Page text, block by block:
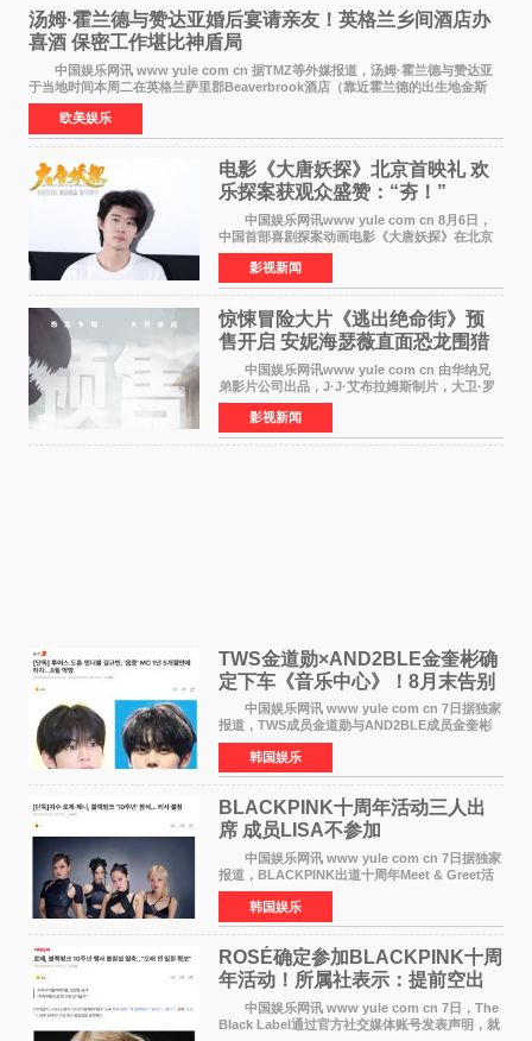
汤姆·霍兰德与赞达亚婚后宴请亲友！英格兰乡间酒店办
喜酒 保密工作堪比神盾局
中国娱乐网讯 www yule com cn 据TMZ等外媒报道，汤姆·霍兰德与赞达亚
于当地时间本周二在英格兰萨里郡Beaverbrook酒店（靠近霍兰德的出生地金斯
顿）举办婚宴，邀请家人与朋友们喝喜酒，庆祝
欧美娱乐
电影《大唐妖探》北京首映礼 欢
乐探案获观众盛赞：“夯！”
中国娱乐网讯www yule com cn 8月6日，
中国首部喜剧探案动画电影《大唐妖探》在北京
举办电影首映礼。导演程腾、联合导演黄珉、总
制片人曹紫建、制片人李莹莹，配音导演张喆，
对白指导程寅，领
影视新闻
惊悚冒险大片《逃出绝命街》预
售开启 安妮海瑟薇直面恐龙围猎
中国娱乐网讯www yule com cn 由华纳兄
弟影片公司出品，J·J·艾布拉姆斯制片，大卫·罗
伯特·米切尔执导，好莱坞巨星安妮·海瑟薇和伊万
·麦克格雷格领衔主演的2026暑期惊悚冒险大片
《逃出绝
影视新闻
TWS金道勋×AND2BLE金奎彬确
定下车《音乐中心》！8月末告别
MC席位
中国娱乐网讯 www yule com cn 7日据独家
报道，TWS成员金道勋与AND2BLE成员金奎彬
将于8月离开《音乐中心》MC的位置。 金道
勋与金奎彬于去年3月与H2H A-NA一起被选为
《音乐中心》MC，约1
韩国娱乐
BLACKPINK十周年活动三人出
席 成员LISA不参加
中国娱乐网讯 www yule com cn 7日据独家
报道，BLACKPINK出道十周年Meet & Greet活
动将由智秀、ROS&Eacute;、JENNIE出席，
LISA将缺席。 此前BLACKPINK所属社YG并
未为组合出道十周年做
韩国娱乐
ROSÉ确定参加BLACKPINK十周
年活动！所属社表示：提前空出
了时间
中国娱乐网讯 www yule com cn 7日，The
Black Label通过官方社交媒体账号发表声明，就